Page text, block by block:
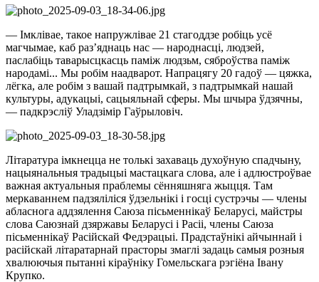
— Імклівае, такое напружлівае 21 стагоддзе робіць усё
магчымае, каб раз’яднаць нас — народнасці, людзей,
паслабіць таварысцкасць паміж людзьм, сяброўства паміж
народамі... Мы робім наадварот. Напрацягу 20 гадоў — цяжка,
лёгка, але робім з вашай падтрымкай, з падтрымкай нашай
культуры, адукацыі, сацыяльнай сферы. Мы шчыра ўдзячны,
— падкрэсліў Уладзімір Гаўрыловіч.
Літаратура імкнецца не толькі захаваць духоўную спадчыну,
нацыянальныя традыцыі мастацкага слова, але і адлюстроўвае
важная актуальныя праблемы сённяшняга жыцця. Там
меркаваннем падзяліліся ўдзельнікі і госці сустрэчы — члены
абласнога аддзялення Саюза пісьменнікаў Беларусі, майстры
слова Саюзнай дзяржавы Беларусі і Расіі, члены Саюза
пісьменнікаў Расійскай Федэрацыі. Прадстаўнікі айчыннай і
расійскай літаратарнай прасторы змаглі задаць самыя розныя
хвалюючыя пытанні кіраўніку Гомельскага рэгіёна Івану
Крупко.